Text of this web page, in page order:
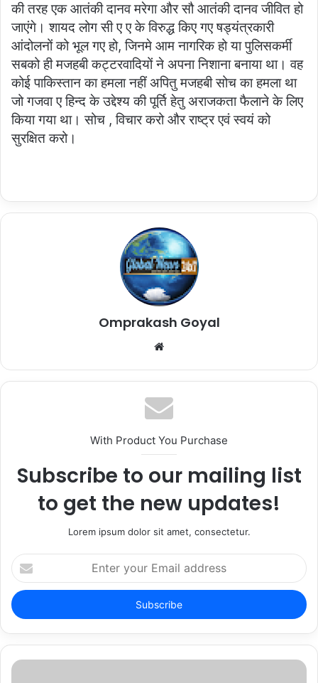
की तरह एक आतंकी दानव मरेगा और सौ आतंकी दानव जीवित हो
जाएंगे। शायद लोग सी ए ए के विरुद्ध किए गए षड्यंत्रकारी
आंदोलनों को भूल गए हो, जिनमे आम नागरिक हो या पुलिसकर्मी
सबको ही मजहबी कट्टरवादियों ने अपना निशाना बनाया था। वह
कोई पाकिस्तान का हमला नहीं अपितु मजहबी सोच का हमला था
जो गजवा ए हिन्द के उद्देश्य की पूर्ति हेतु अराजकता फैलाने के लिए
किया गया था। सोच , विचार करो और राष्ट्र एवं स्वयं को
सुरक्षित करो।
Omprakash Goyal
Website
With Product You Purchase
Subscribe to our mailing list
to get the new updates!
Lorem ipsum dolor sit amet, consectetur.
Enter
your
Email
address